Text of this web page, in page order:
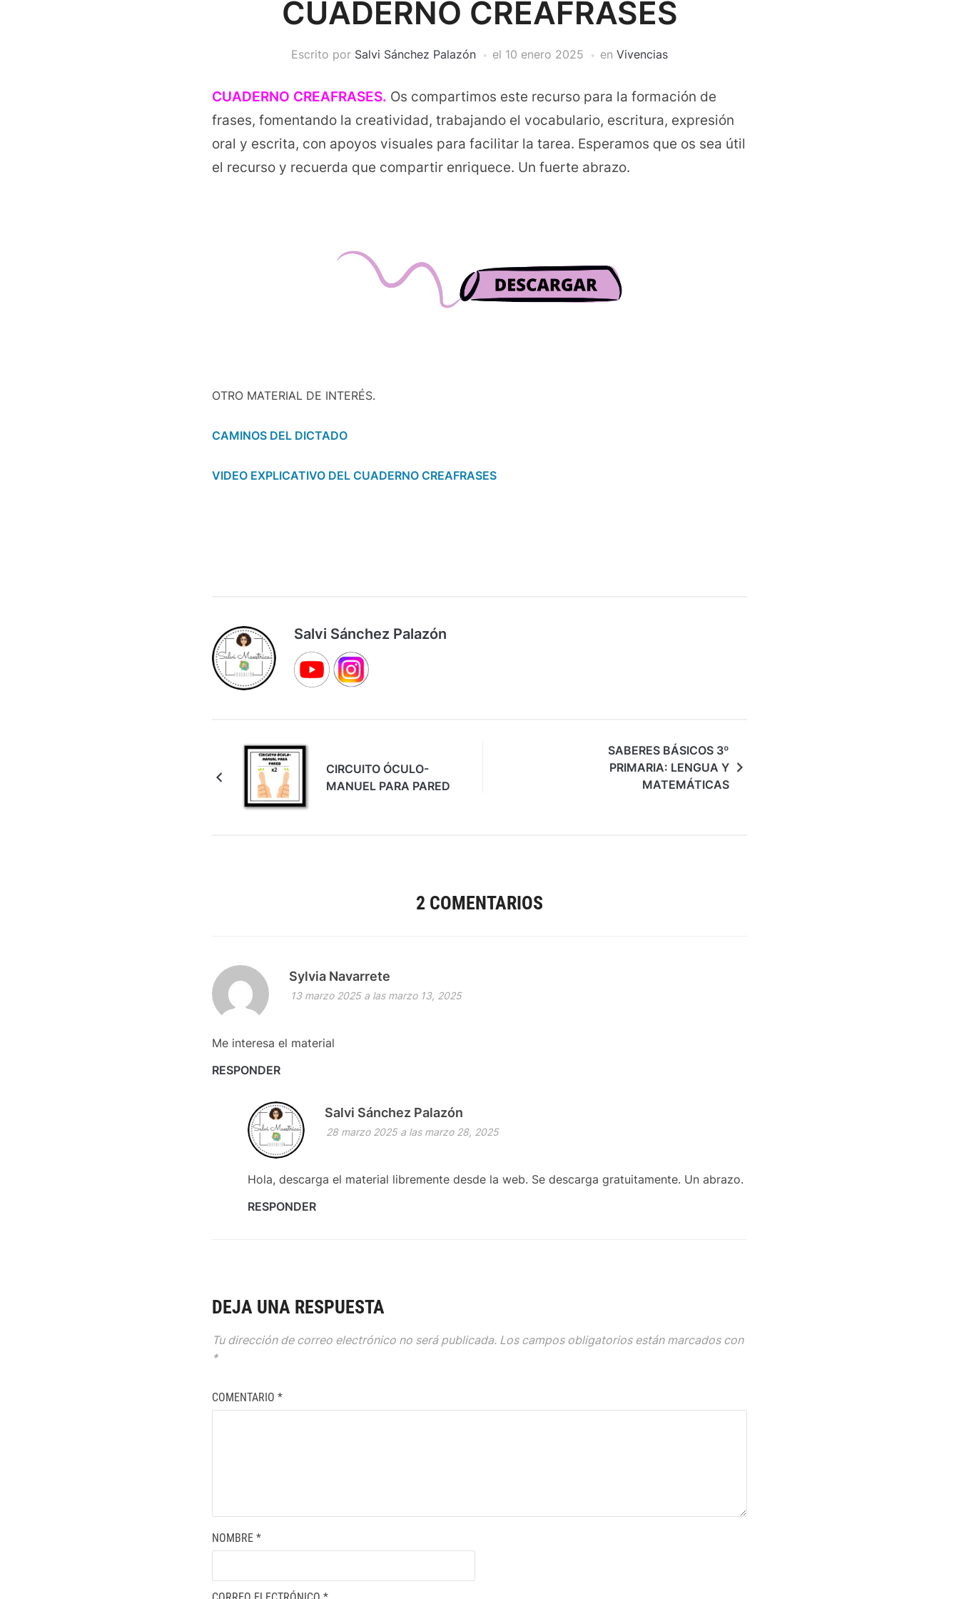
CUADERNO CREAFRASES
Escrito por Salvi Sánchez Palazón el 10 enero 2025 en Vivencias
CUADERNO CREAFRASES. Os compartimos este recurso para la formación de
frases, fomentando la creatividad, trabajando el vocabulario, escritura, expresión
oral y escrita, con apoyos visuales para facilitar la tarea. Esperamos que os sea útil
el recurso y recuerda que compartir enriquece. Un fuerte abrazo.
OTRO MATERIAL DE INTERÉS.
CAMINOS DEL DICTADO
VIDEO EXPLICATIVO DEL CUADERNO CREAFRASES
Salvi Sánchez Palazón
CIRCUITO ÓCULO-
MANUEL PARA PARED
SABERES BÁSICOS 3º
PRIMARIA: LENGUA Y
MATEMÁTICAS
2 COMENTARIOS
Sylvia Navarrete
13 marzo 2025 a las marzo 13, 2025
Me interesa el material
RESPONDER
Salvi Sánchez Palazón
28 marzo 2025 a las marzo 28, 2025
Hola, descarga el material libremente desde la web. Se descarga gratuitamente. Un abrazo.
RESPONDER
DEJA UNA RESPUESTA
Tu dirección de correo electrónico no será publicada. Los campos obligatorios están marcados con
*
COMENTARIO *
NOMBRE *